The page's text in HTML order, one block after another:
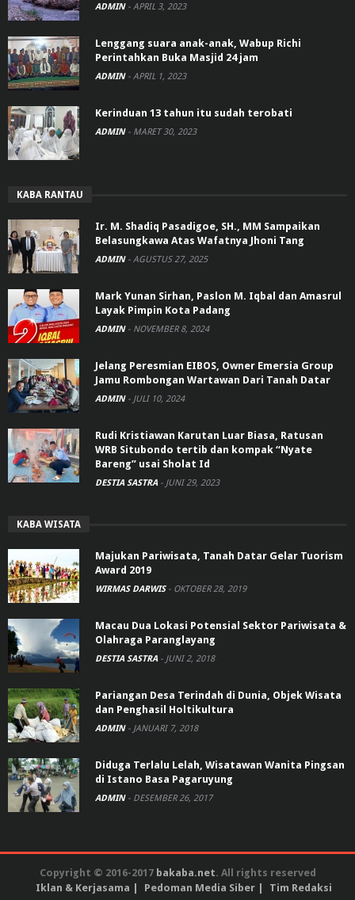
ADMIN - APRIL 3, 2023
Lenggang suara anak-anak, Wabup Richi
Perintahkan Buka Masjid 24 jam
ADMIN - APRIL 1, 2023
Kerinduan 13 tahun itu sudah terobati
ADMIN - MARET 30, 2023
KABA RANTAU
Ir. M. Shadiq Pasadigoe, SH., MM Sampaikan
Belasungkawa Atas Wafatnya Jhoni Tang
ADMIN - AGUSTUS 27, 2025
Mark Yunan Sirhan, Paslon M. Iqbal dan Amasrul
Layak Pimpin Kota Padang
ADMIN - NOVEMBER 8, 2024
Jelang Peresmian EIBOS, Owner Emersia Group
Jamu Rombongan Wartawan Dari Tanah Datar
ADMIN - JULI 10, 2024
Rudi Kristiawan Karutan Luar Biasa, Ratusan
WRB Situbondo tertib dan kompak “Nyate
Bareng” usai Sholat Id
DESTIA SASTRA - JUNI 29, 2023
KABA WISATA
Majukan Pariwisata, Tanah Datar Gelar Tuorism
Award 2019
WIRMAS DARWIS - OKTOBER 28, 2019
Macau Dua Lokasi Potensial Sektor Pariwisata &
Olahraga Paranglayang
DESTIA SASTRA - JUNI 2, 2018
Pariangan Desa Terindah di Dunia, Objek Wisata
dan Penghasil Holtikultura
ADMIN - JANUARI 7, 2018
Diduga Terlalu Lelah, Wisatawan Wanita Pingsan
di Istano Basa Pagaruyung
ADMIN - DESEMBER 26, 2017
Copyright © 2016-2017 bakaba.net. All rights reserved
Iklan & Kerjasama
Pedoman Media Siber Tim Redaksi